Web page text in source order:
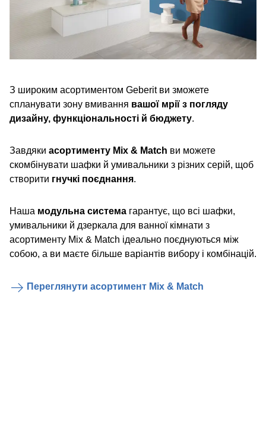
З широким асортиментом Geberit ви зможете
спланувати зону вмивання вашої мрії з погляду
дизайну, функціональності й бюджету.
Завдяки асортименту Mix & Match ви можете
скомбінувати шафки й умивальники з різних серій, щоб
створити гнучкі поєднання.
Наша модульна система гарантує, що всі шафки,
умивальники й дзеркала для ванної кімнати з
асортименту Mix & Match ідеально поєднуються між
собою, а ви маєте більше варіантів вибору і комбінацій.
Переглянути асортимент Mix & Match